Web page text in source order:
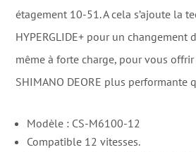
étagement 10-51. A cela s’ajoute la
HYPERGLIDE+ pour un changement
même à forte charge, pour vous
SHIMANO DEORE plus performante
Modèle : CS-M6100-12
Compatible 12 vitesses.